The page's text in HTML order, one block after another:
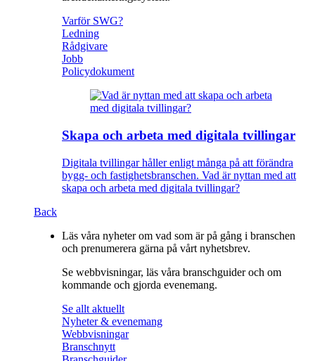
Varför SWG?
Ledning
Rådgivare
Jobb
Policydokument
Skapa och arbeta med digitala tvillingar
Digitala tvillingar håller enligt många på att förändra
bygg- och fastighetsbranschen. Vad är nyttan med att
skapa och arbeta med digitala tvillingar?
Back
Läs våra nyheter om vad som är på gång i branschen
och prenumerera gärna på vårt nyhetsbrev.
Se webbvisningar, läs våra branschguider och om
kommande och gjorda evenemang.
Se allt aktuellt
Nyheter & evenemang
Webbvisningar
Branschnytt